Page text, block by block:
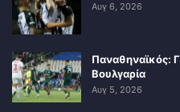
Αυγ 6, 2026
Παναθηναϊκός:
Βουλγαρία
Αυγ 5, 2026